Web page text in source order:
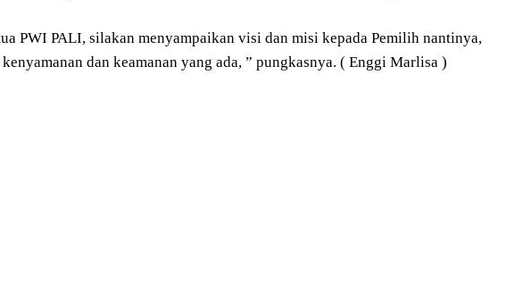
PWI PALI, silakan menyampaikan visi dan misi kepada Pemilih nantinya,
dan keamanan yang ada, ” pungkasnya. ( Enggi Marlisa )